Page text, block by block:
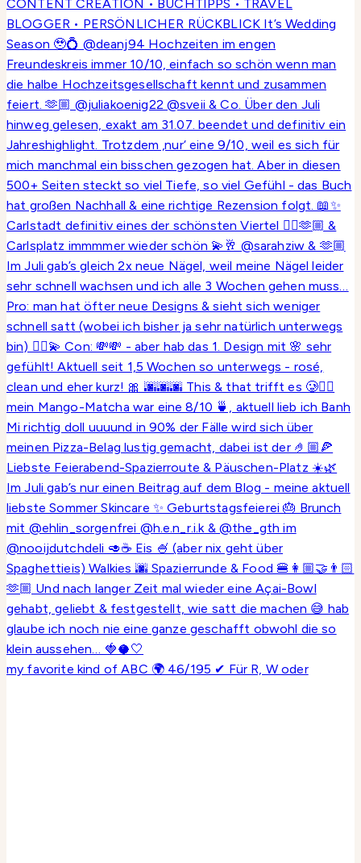
my favorite kind of ABC 🌍 46/195 ✔ Für R, W oder